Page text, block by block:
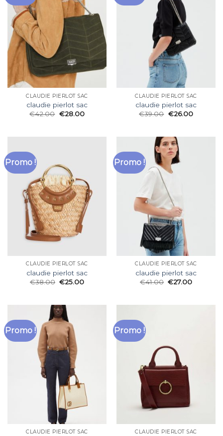
CLAUDIE PIERLOT SAC
claudie pierlot sac
€42.00 €28.00
CLAUDIE PIERLOT SAC
claudie pierlot sac
€39.00 €26.00
Promo !
CLAUDIE PIERLOT SAC
claudie pierlot sac
€38.00 €25.00
Promo !
CLAUDIE PIERLOT SAC
claudie pierlot sac
€41.00 €27.00
Promo !
CLAUDIE PIERLOT SAC
Promo !
CLAUDIE PIERLOT SAC